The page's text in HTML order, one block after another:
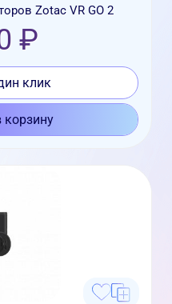
Zotac VR GO 2
₽
клик
корзину